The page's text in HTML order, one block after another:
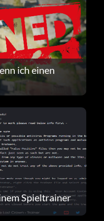
ich einen
Spieltrainer